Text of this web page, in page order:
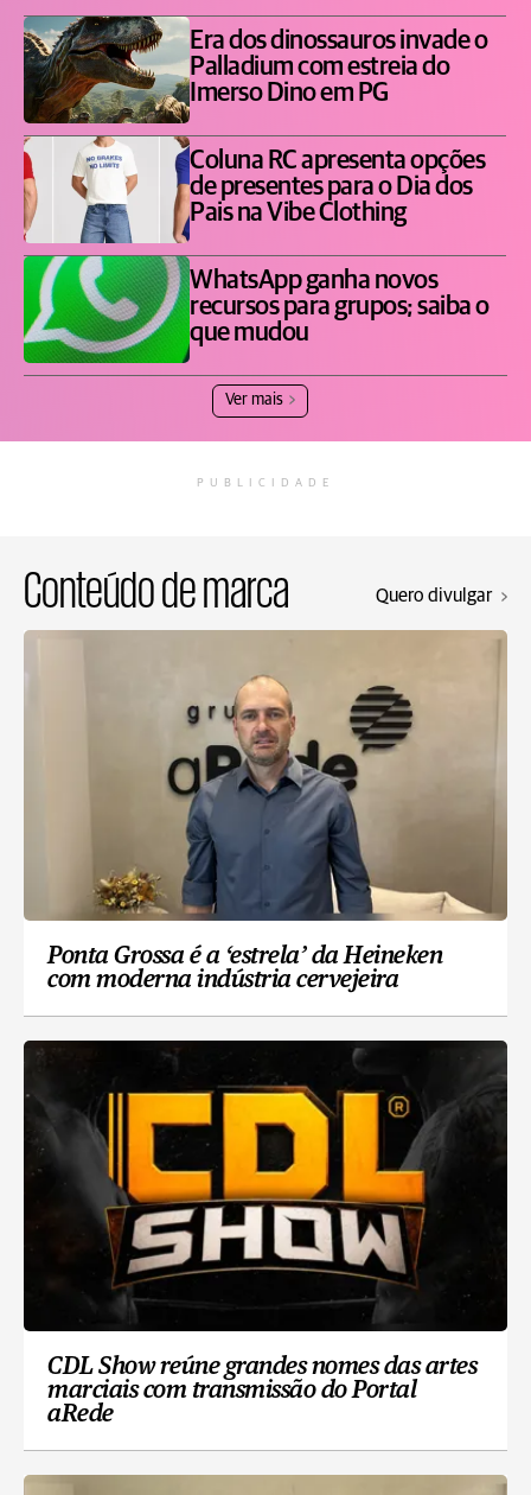
Era dos dinossauros invade o
Palladium com estreia do
Imerso Dino em PG
Coluna RC apresenta opções
de presentes para o Dia dos
Pais na Vibe Clothing
WhatsApp ganha novos
recursos para grupos; saiba o
que mudou
Ver mais
PUBLICIDADE
Conteúdo de marca Quero divulgar
Ponta Grossa é a ‘estrela’ da Heineken
com moderna indústria cervejeira
CDL Show reúne grandes nomes das artes
marciais com transmissão do Portal
aRede